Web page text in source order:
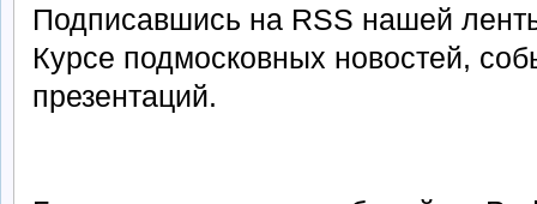
Подписавшись на RSS нашей
Курсе подмосковных новостей,
презентаций.